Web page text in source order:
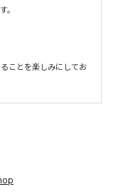
。
ことを楽しみにしてお